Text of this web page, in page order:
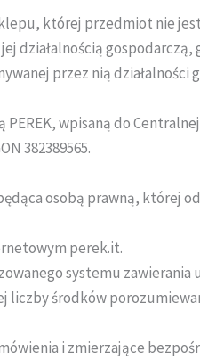
której przedmiot nie
działalnością
przez nią
wpisaną do
382389565.
osobą prawną, której
perek.it.
systemu
środków
i zmierzające